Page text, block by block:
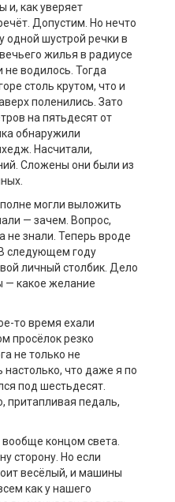
и, как уверяет
Допустим. Но нечто
одной шустрой речки в
жилья в радиусе
не водилось. Тогда
столь крутом, что и
поленились. Зато
на пятьдесят от
обнаружили
Насчитали,
Сложены они были из
могли выложить
— зачем. Вопрос,
не знали. Теперь вроде
следующем году
личный столбик. Дело
— какое желание
то время ехали
просёлок резко
не только не
что даже я по
под шестьдесят.
притапливая педаль,
вообще концом света.
сторону. Но если
весёлый, и машины
как у нашего